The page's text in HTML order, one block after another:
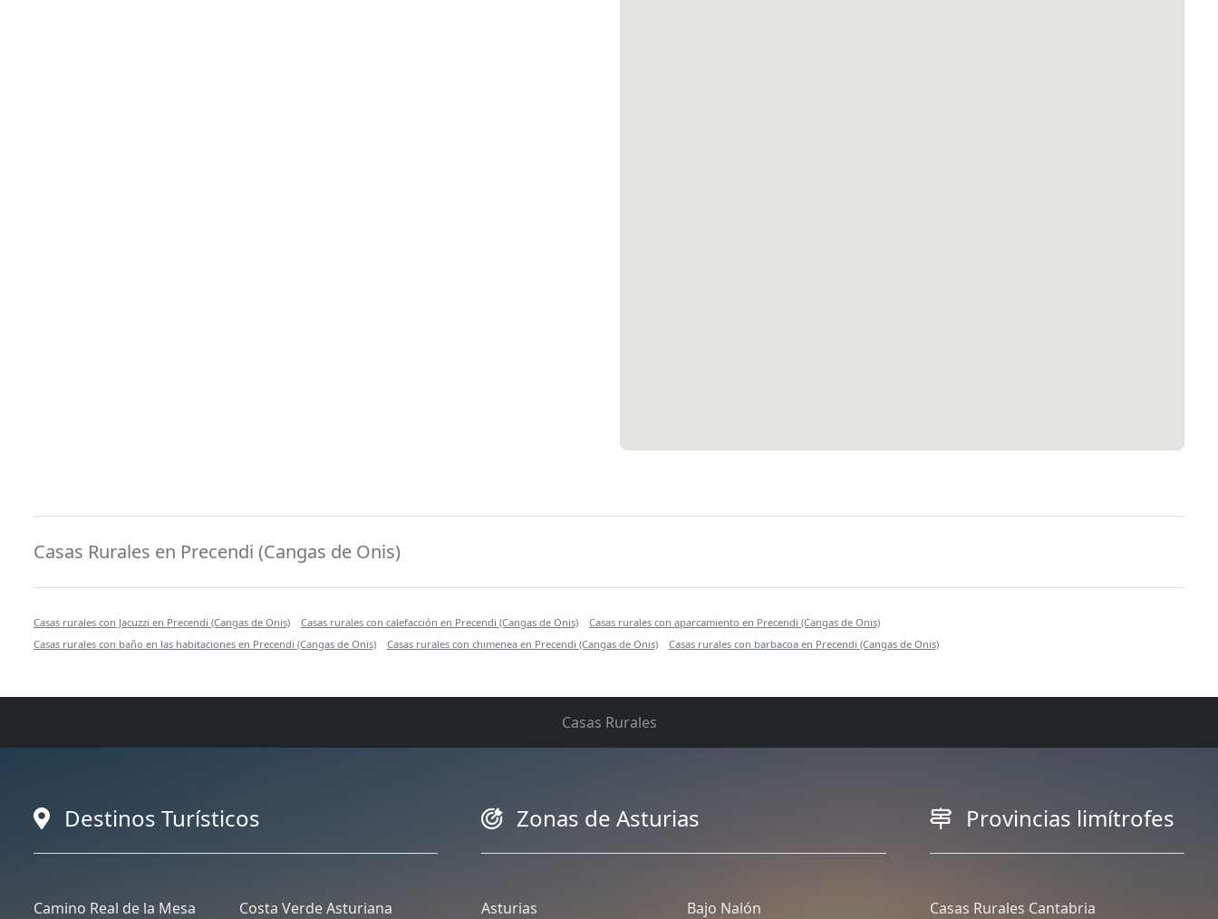
Casas Rurales en Precendi (Cangas de Onis)
Casas rurales con Jacuzzi en Precendi (Cangas de Onis) Casas rurales con calefacción en Precendi (Cangas de Onis)
Casas rurales con aparcamiento en Precendi (Cangas de Onis)
Casas rurales con baño en las habitaciones en Precendi (Cangas de Onis)
Casas rurales con chimenea en Precendi (Cangas de Onis) Casas rurales con barbacoa en Precendi (Cangas de Onis)
Casas Rurales
Destinos Turísticos
Camino Real de la Mesa
Costa Verde Asturiana
Zonas de Asturias
Asturias
Bajo Nalón
Provincias limítrofes
Casas Rurales Cantabria